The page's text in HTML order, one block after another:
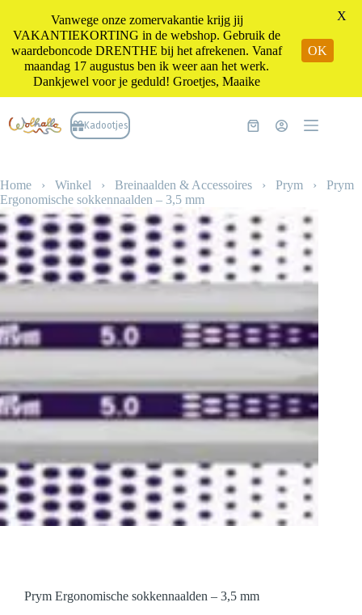
naar
de
Kadootjes Winkelwagen
Home › Winkel › Breinaalden & Accessoires › Prym › Prym
Ergonomische sokkennaalden – 3,5 mm
Prym Ergonomische sokkennaalden – 3,5 mm
Vanwege onze zomervakantie krijg jij
VAKANTIEKORTING in de webshop. Gebruik de
waardeboncode DRENTHE bij het afrekenen. Vanaf
maandag 17 augustus ben ik weer aan het werk.
Dankjewel voor je geduld! Groetjes, Maaike
OK
X